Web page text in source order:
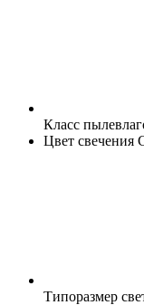
Класс
Цвет свечения
Типоразмер